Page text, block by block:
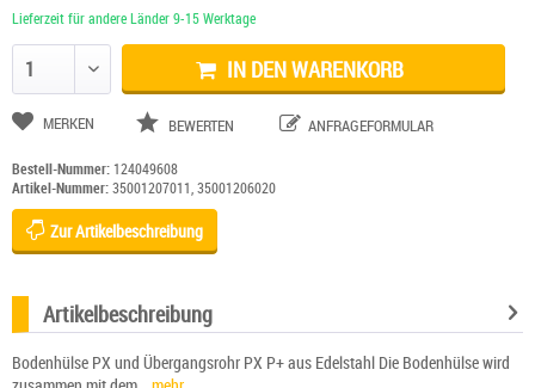
Lieferzeit für andere Länder 9-15 Werktage
IN DEN WARENKORB
MERKEN BEWERTEN ANFRAGEFORMULAR
Bestell-Nummer:124049608
Artikel-Nummer:35001207011, 35001206020
Zur Artikelbeschreibung
Artikelbeschreibung
Bodenhülse PX und Übergangsrohr PX P+ aus Edelstahl Die Bodenhülse wird